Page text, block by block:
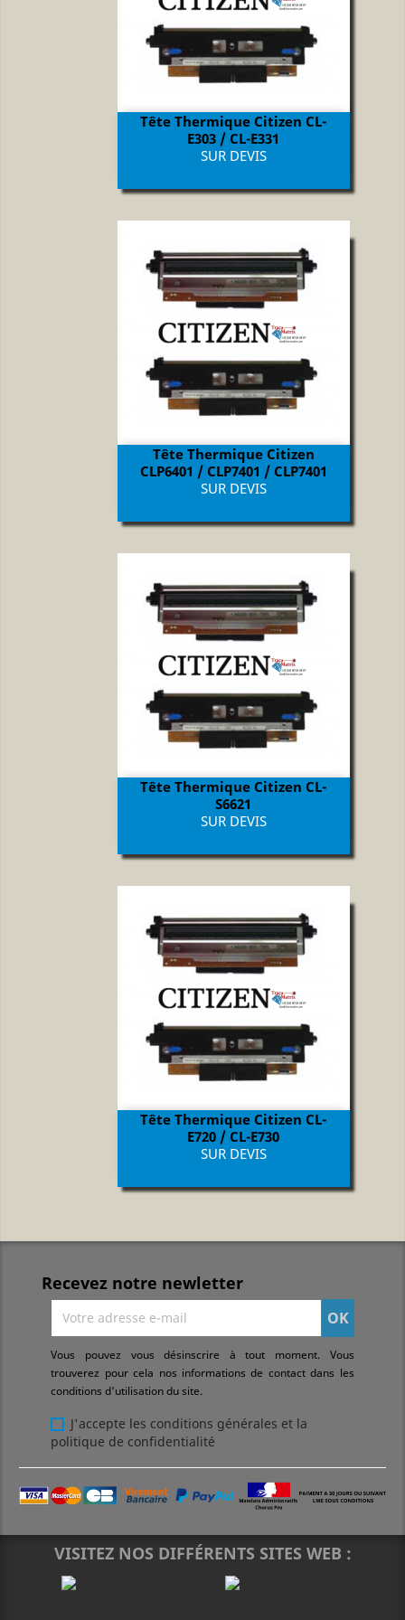
Tête Thermique Citizen CL-
E303 / CL-E331
Prix
SUR DEVIS
Tête Thermique Citizen
CLP6401 / CLP7401 / CLP7401
Prix
SUR DEVIS
Tête Thermique Citizen CL-
S6621
Prix
SUR DEVIS
Tête Thermique Citizen CL-
E720 / CL-E730
Prix
SUR DEVIS
Recevez notre newletter
Vous pouvez vous désinscrire à tout moment. Vous
trouverez pour cela nos informations de contact dans les
conditions d'utilisation du site.
J'accepte les conditions générales et la
politique de confidentialité
VISITEZ NOS DIFFÉRENTS SITES WEB :